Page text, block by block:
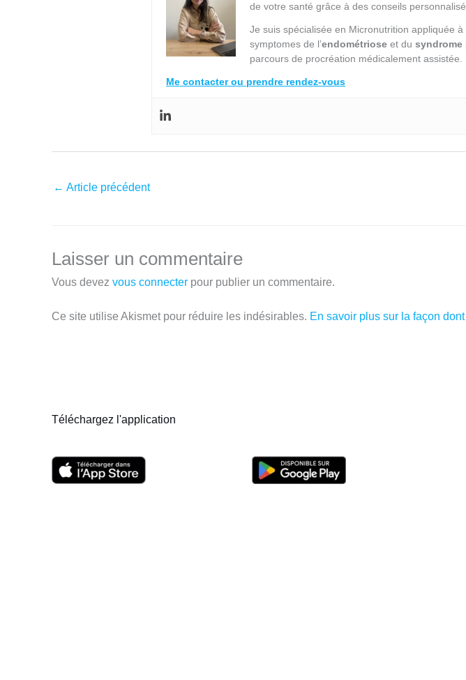
de votre santé grâce à des conseils
Je suis spécialisée en Micronutrition appliquée
symptomes de l’endométriose et du syndrome
parcours de procréation médicalement assistée.
Me contacter ou prendre rendez-vous
← Article précédent
Laisser un commentaire
Vous devez vous connecter pour publier un commentaire.
Ce site utilise Akismet pour réduire les indésirables. En savoir plus sur la façon
Téléchargez l'application